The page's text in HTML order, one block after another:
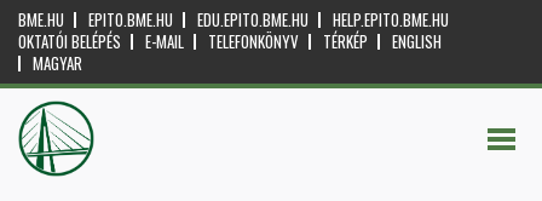
BME.HU EPITO.BME.HU EDU.EPITO.BME.HU
HELP.EPITO.BME.HU
OKTATÓI BELÉPÉS
E-MAIL TELEFONKÖNYV TÉRKÉP
ENGLISH
MAGYAR